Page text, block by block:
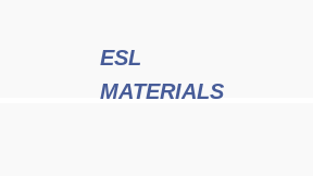
ESL
MATERIALS